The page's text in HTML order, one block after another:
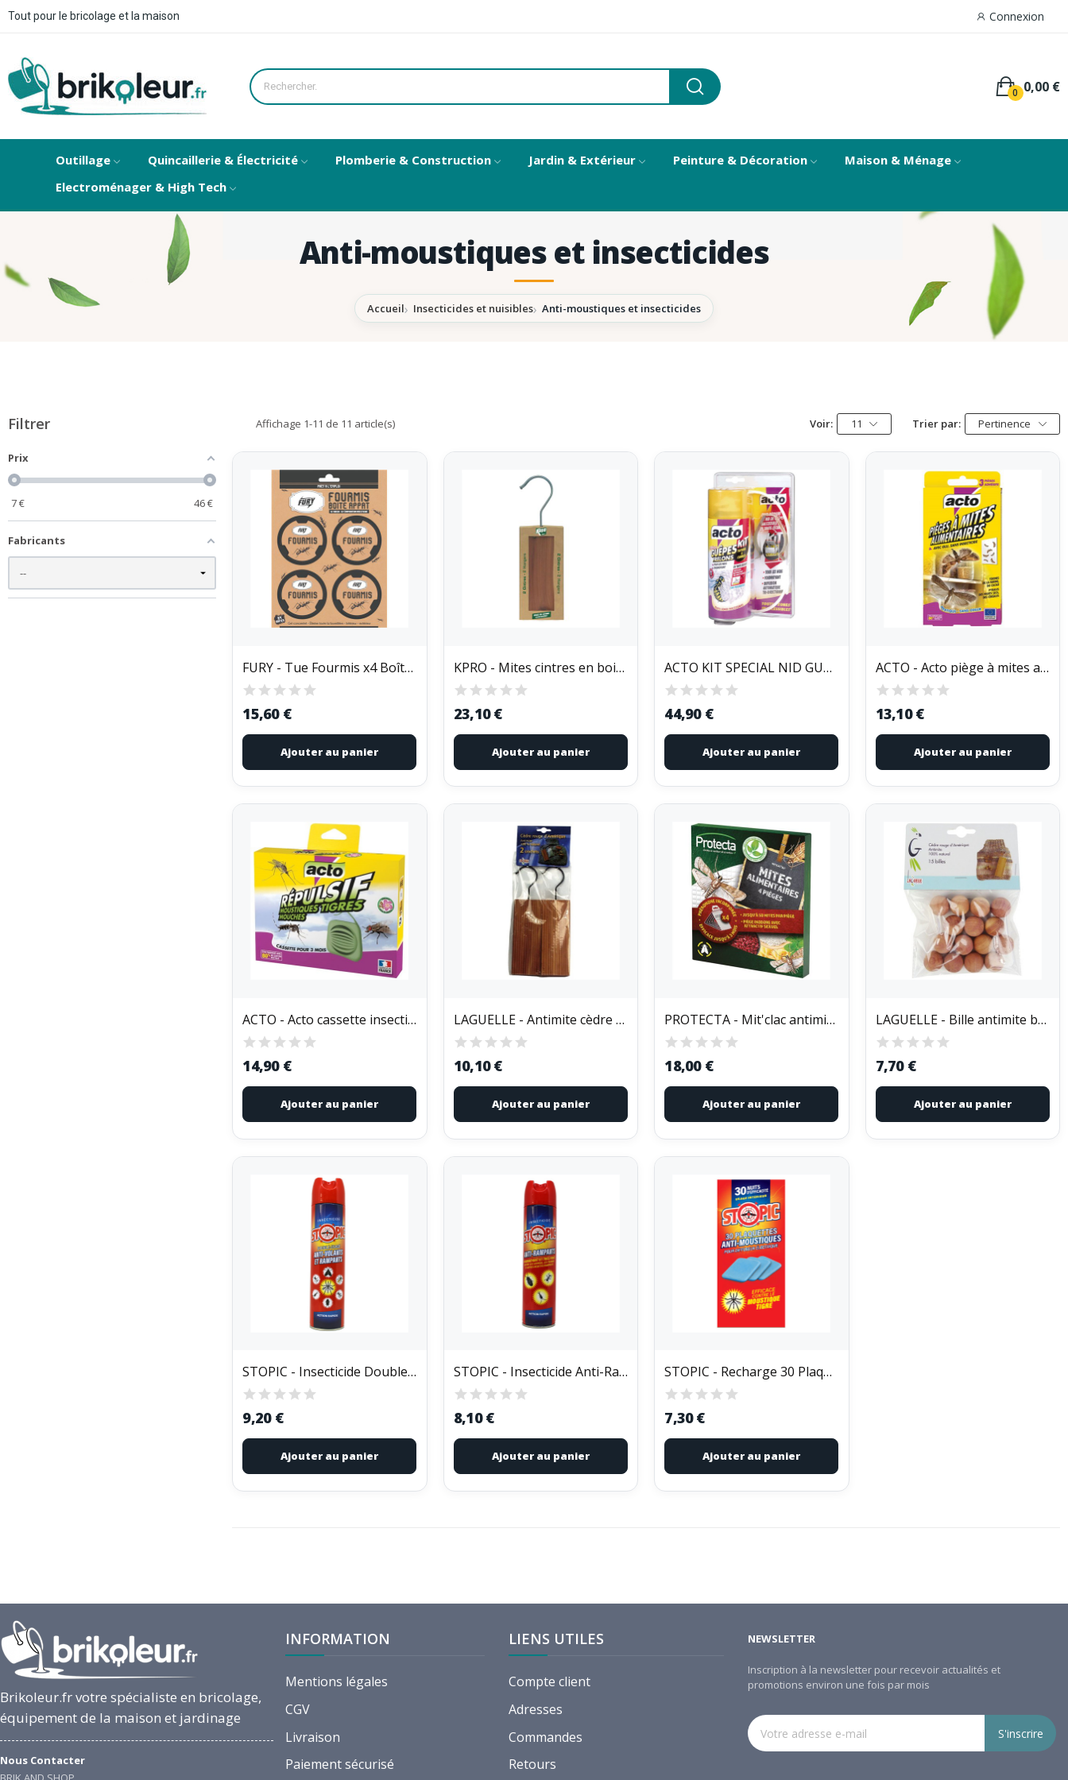
Tout pour le bricolage et la maison Connexion
0,00 €
0
Outillage Quincaillerie & Électricité Plomberie & Construction Jardin & Extérieur Peinture & Décoration
Maison & Ménage
Electroménager & High Tech
Anti-moustiques et insecticides
Accueil Insecticides et nuisibles Anti-moustiques et insecticides
Filtrer
Prix
7€ 46€
Fabricants
Affichage 1-11 de 11 article(s) Voir: 11 Trier par: Pertinence
FURY - Tue Fourmis x4 Boîtes Appâts de 10g
15,60 €
Ajouter au panier
KPRO - Mites cintres en bois de cèdre Kapo Vert X2
23,10 €
Ajouter au panier
ACTO KIT SPECIAL NID GUEPES FRELONS (Vendu par 1)
44,90 €
Ajouter au panier
ACTO - Acto piège à mites aliment.x3 mite7
13,10 €
Ajouter au panier
ACTO - Acto cassette insecticide g.m. cass3
14,90 €
Ajouter au panier
LAGUELLE - Antimite cèdre x2 plaquettes avec...
10,10 €
Ajouter au panier
PROTECTA - Mit'clac antimite alimentaire...
18,00 €
Ajouter au panier
LAGUELLE - Bille antimite bois cèdre rouge x 15
7,70 €
Ajouter au panier
STOPIC - Insecticide Double Usage Anti-Volant...
9,20 €
Ajouter au panier
STOPIC - Insecticide Anti-Rampants Aérosol 400ml
8,10 €
Ajouter au panier
STOPIC - Recharge 30 Plaquettes Anti-Moustiques...
7,30 €
Ajouter au panier
Brikoleur.fr votre spécialiste en bricolage,
équipement de la maison et jardinage
Nous Contacter
INFORMATION
Mentions légales
CGV
Livraison
Paiement sécurisé
LIENS UTILES
Compte client
Adresses
Commandes
Retours
NEWSLETTER
Inscription à la newsletter pour recevoir actualités et
promotions environ une fois par mois
S'inscrire